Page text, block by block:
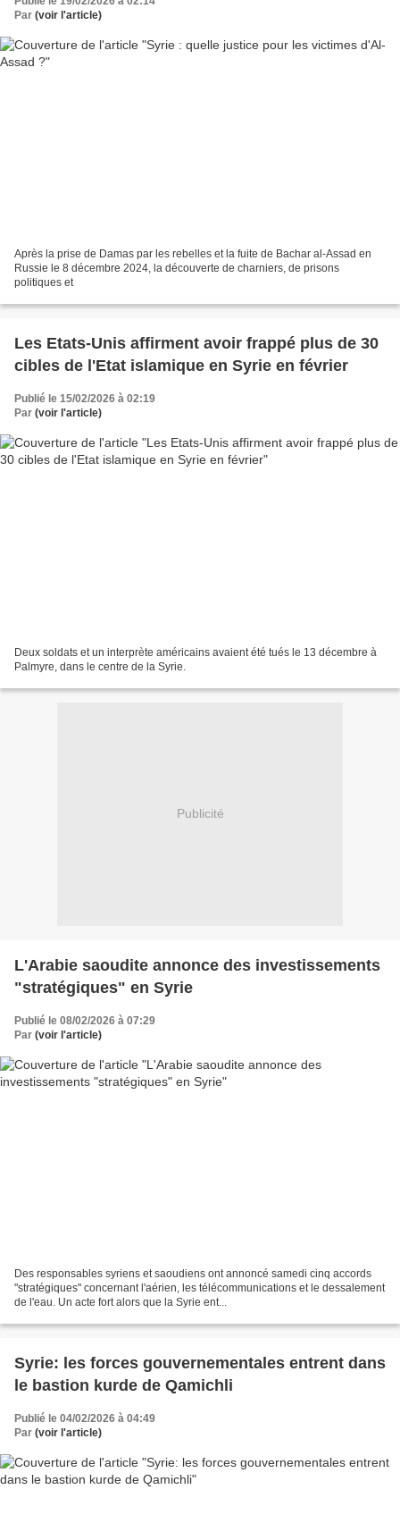
Par (voir l'article)
Après la prise de Damas par les rebelles et la fuite de Bachar al-Assad en
Russie le 8 décembre 2024, la découverte de charniers, de prisons
politiques et
Les Etats-Unis affirment avoir frappé plus de 30
cibles de l'Etat islamique en Syrie en février
Publié le 15/02/2026 à 02:19
Par (voir l'article)
Deux soldats et un interprète américains avaient été tués le 13 décembre à
Palmyre, dans le centre de la Syrie.
Publicité
L'Arabie saoudite annonce des investissements
"stratégiques" en Syrie
Publié le 08/02/2026 à 07:29
Par (voir l'article)
Des responsables syriens et saoudiens ont annoncé samedi cinq accords
"stratégiques" concernant l'aérien, les télécommunications et le dessalement
de l'eau. Un acte fort alors que la Syrie ent...
Syrie: les forces gouvernementales entrent dans
le bastion kurde de Qamichli
Publié le 04/02/2026 à 04:49
Par (voir l'article)